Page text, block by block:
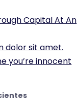
Capital At An
dolor sit amet.
you’re innocent